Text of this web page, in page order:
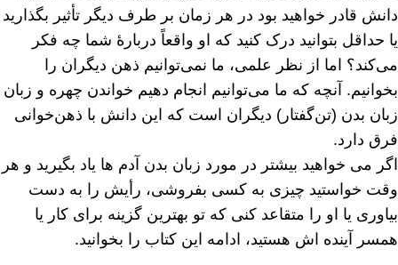
دانش قادر خواهید بود در هر زمان بر طرف دیگر تأثیر بگذارید
یا حداقل بتوانید درک کنید که او واقعاً دربارۀ شما چه فکر
می‌کند؟ اما از نظر علمی، ما نمی‌توانیم ذهن دیگران را
بخوانیم. آنچه که ما می‌توانیم انجام دهیم خواندن چهره و زبان
زبان بدن (تن‌گفتار) دیگران است که این دانش با ذهن‌خوانی
فرق دارد.
اگر می خواهید بیشتر در مورد زبان بدن آدم ها یاد بگیرید و هر
وقت خواستید چیزی به کسی بفروشی، رأیش را به دست
بیاوری یا او را متقاعد کنی که تو بهترین گزینه برای کار یا
همسر آینده اش هستید، ادامه این کتاب را بخوانید.